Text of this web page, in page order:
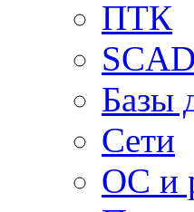
ПТК
Базы
Сети
ОС и